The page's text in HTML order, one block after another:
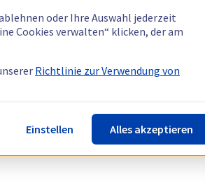
oder Ihre Auswahl jederzeit
Cookies verwalten“ klicken, der am
Richtlinie zur Verwendung von
Einstellen Alles akzeptieren